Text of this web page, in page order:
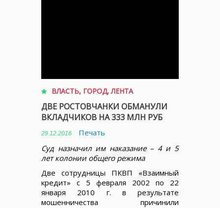
ВЛАСТЬ, ГОРОД,ЛЕНТА
ДВЕ РОСТОВЧАНКИ ОБМАНУЛИ
ВКЛАДЧИКОВ НА 333 МЛН РУБ
29.12.2016
Печать
Суд назначил им наказание – 4 и 5
лет колонии общего режима
Две сотрудницы ПКВП «Взаимный
кредит» с 5 февраля 2002 по 22
января 2010 г. в результате
мошенничества причинили